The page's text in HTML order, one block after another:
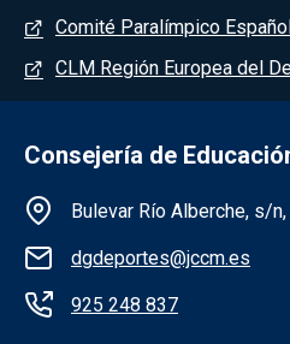
Comité Paralímpico Español
CLM Región Europea del
Consejería de
Información de la
Bulevar Río Alberche, s/
dgdeportes@jccm.es
925 248 837